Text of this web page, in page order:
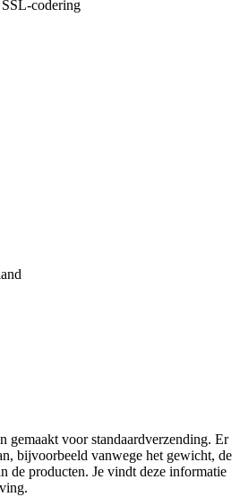
codering
gemaakt voor standaardverzending. Er
bijvoorbeeld vanwege het gewicht, de
de producten. Je vindt deze informatie